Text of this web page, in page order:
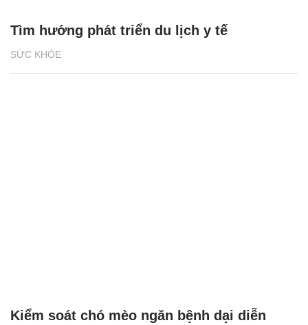
SỨC KHỎE
Tìm hướng phát triển du lịch y tế
Kiểm soát chó mèo ngăn bệnh dại diễn